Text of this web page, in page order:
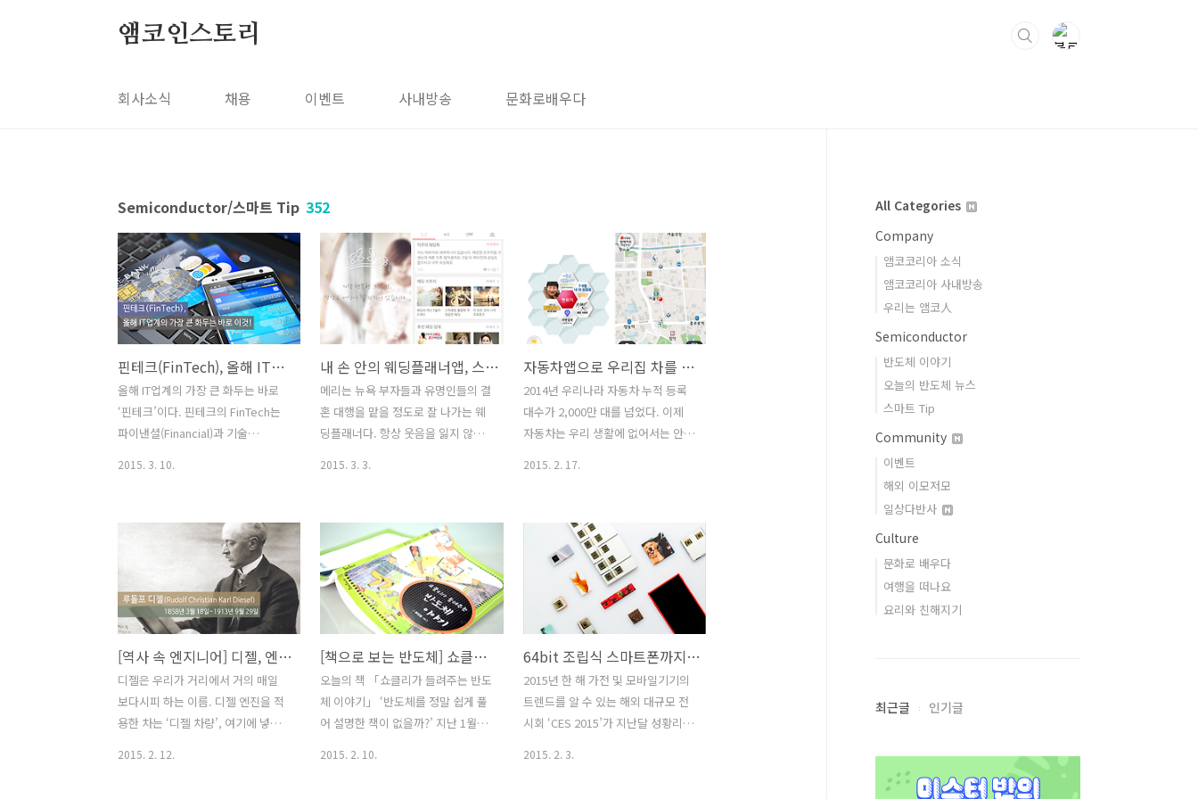
앰코인스토리
회사소식 채용 이벤트 사내방송 문화로배우다
Semiconductor/스마트 Tip 352
핀테크(FinTech), 올해 IT업계의 가장 큰 화두는 바로 이것!
올해 IT업계의 가장 큰 화두는 바로
‘핀테크’이다. 핀테크의 FinTech는
파이낸셜(Financial)과 기술
이미 우리 생활 아주 가까이 들어와
서비스를 제공하는 중이다. 우리가
알고 있는 ‘파이낸셜(금융)’이라고 하
면 다양한 의미를 내포하고 있지만
‘핀테크’에서 이야기하는 서비스들은
일단 기본적으로 돈이나 더 큰 규모
의 자금, 그에 상응하는 포인트와 관
계된 서비스라고 보면 된다. 지갑에
서 돈을 꺼내는 것이 아니라 스마트
폰을 NFC 단말기에 갖다 대어 간단
하게 결제를 한다든가, 송금이나 이
체, 자산관리, 여기에서 좀 더 나아가
2015. 3. 10.
내 손 안의 웨딩플래너앱, 스마트 애플리케이션으로 결혼 준비해볼까?
메리는 뉴욕 부자들과 유명인들의 결
혼 대행을 맡을 정도로 잘 나가는 웨
딩플래너다. 항상 웃음을 잃지 않으
원하고 있다는 사실. 하지만 자신이
맡았던 결혼식의 신랑처럼 멋진 남자
가 아직 나타나지 않았다.그러던 어
느 날, 그녀에게도 운명적인 남자가
찾아온다. 그는 덤프트럭에 칠 뻔한
자신을 구해준 의사 스티브. 과거 약
혼자에게 배신당한 그녀로서는 스티
브의 순수하고 따뜻한 모습에 점점
마음이 끌리고, 스티브 역시 그녀에
게 호감을 느끼고 있다. 그러나 메리
는 스티브가 자신의 고객인 프란의
약혼자라는 사실을 알게 되지만, 사
2015. 3. 3.
자동차앱으로 우리집 차를 좀 더 오래 쓰고 편리하게 타볼까?
2014년 우리나라 자동차 누적 등록
대수가 2,000만 대를 넘었다. 이제
자동차는 우리 생활에 없어서는 안
에 대해 살펴보자. 멀게는 레오나르
도 다빈치의 설계로부터 풍력을 이용
한 자동차에 이르기까지, 오늘날과
같은 자동차가 만들어지기까지는 많
은 시도를 거쳐야 했고, 1769년 마침
내 세계 최초의 증기 자동차가 프랑
스에서 발명되었다. 오늘날과 같은
자동차의 대량생산시대가 마련된 것
은 1908년이며, 컨베이어 벨트로 대
표되는 대량 생산방식을 개발한 포드
사에 의해서다. 포드사는 값싸고 사
용범위가 넓으며 수리 및 보전이 쉬
2015. 2. 17.
[역사 속 엔지니어] 디젤, 엔진으로 이름을 남기다
디젤은 우리가 거리에서 거의 매일
보다시피 하는 이름. 디젤 엔진을 적
용한 차는 ‘디젤 차량’, 여기에 넣는
2015. 2. 12.
[책으로 보는 반도체] 쇼클리가 들려주는 반도체 이야기
오늘의 책 「쇼클리가 들려주는 반도
체 이야기」 ‘반도체를 정말 쉽게 풀
어 설명한 책이 없을까?’ 지난 1월호
2015. 2. 10.
64bit 조립식 스마트폰까지 스마트폰은 진화 중!
2015년 한 해 가전 및 모바일기기의
트렌드를 알 수 있는 해외 대규모 전
시회 ‘CES 2015’가 지난달 성황리에
2015. 2. 3.
All Categories
Company
앰코코리아 소식
앰코코리아 사내방송
우리는 앰코人
Semiconductor
반도체 이야기
오늘의 반도체 뉴스
스마트 Tip
Community
이벤트
해외 이모저모
일상다반사
Culture
문화로 배우다
여행을 떠나요
요리와 친해지기
최근글 인기글